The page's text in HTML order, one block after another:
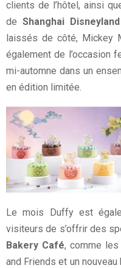
clients de l’hôtel, ainsi
de Shanghai Disneyland
laissés de côté, Mickey
également de l’occasion
mi-automne dans un
en édition limitée.
Le mois Duffy est
visiteurs de s’offrir des
Bakery Café, comme
and Friends et un